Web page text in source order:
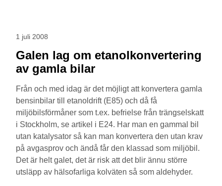
1 juli 2008
Galen lag om etanolkonvertering
av gamla bilar
Från och med idag är det möjligt att konvertera gamla
bensinbilar till etanoldrift (E85) och då få
miljöbilsförmåner som t.ex. befrielse från trängselskatt
i Stockholm, se artikel i E24. Har man en gammal bil
utan katalysator så kan man konvertera den utan krav
på avgasprov och ändå får den klassad som miljöbil.
Det är helt galet, det är risk att det blir ännu större
utsläpp av hälsofarliga kolväten så som aldehyder.